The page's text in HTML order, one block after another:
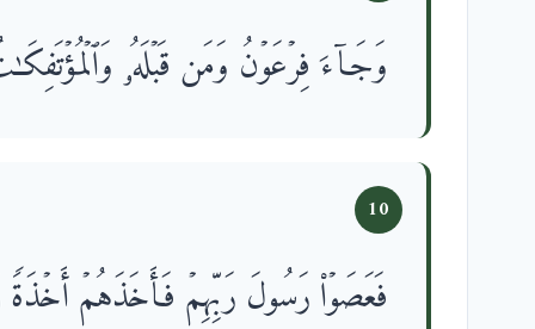
وَجَاۤءَ فِرۡعَوۡنُ وَمَن قَبۡلَهُۥ
10
فَعَصَوۡا۟ رَسُولَ رَبِّهِمۡ فَأَخَذَهُمۡ أَخۡذَةࣰ